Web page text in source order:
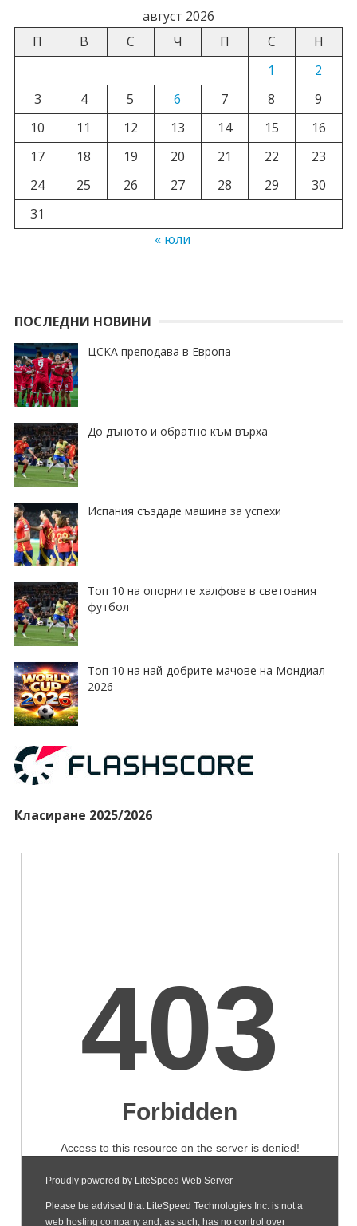
август 2026
П
В С Ч П С
Н
1
2
3
4 5 6 7 8
9
10
11 12 13 14 15
16
17
18 19 20 21 22
23
24
25 26 27 28 29
30
31
« юли
ПОСЛЕДНИ НОВИНИ
ЦСКА преподава в Европа
До дъното и обратно към върха
Испания създаде машина за успехи
Топ 10 на опорните халфове в световния
футбол
Топ 10 на най-добрите мачове на Мондиал
2026
Класиране 2025/2026